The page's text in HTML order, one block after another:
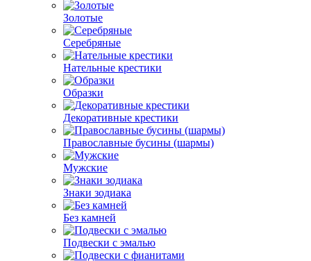
Золотые
Серебряные
Нательные крестики
Образки
Декоративные крестики
Православные бусины (шармы)
Мужские
Знаки зодиака
Без камней
Подвески с эмалью